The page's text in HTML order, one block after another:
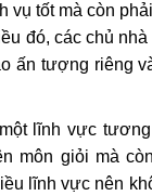
vụ tốt mà còn
đó, các chủ nhà
ấn tượng riêng
lĩnh vực
môn giỏi mà
lĩnh vực nên